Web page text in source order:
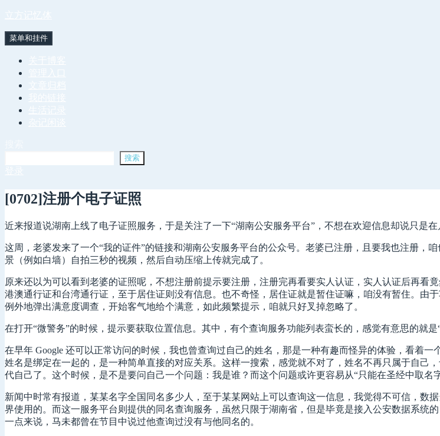
内
菜单和挂件
搜索
[0702]注册个电子证照
近来报道说湖南上线了电子证照服务，于是关注了一下“湖南公安服务平台”，不想在欢迎信息却说只是
这周，老婆发来了一个“我的证件”的链接和湖南公安服务平台的公众号。老婆已注册，且要我也注册，
景（例如白墙）自拍三秒的视频，然后自动压缩上传就完成了。
原来还以为可以看到老婆的证照呢，不想注册前提示要注册，注册完再看要实人认证，实人认证后再看
港澳通行证和台湾通行证，至于居住证则没有信息。也不奇怪，居住证就是暂住证嘛，咱没有暂住。由
例外地弹出满意度调查，开始客气地给个满意，如此频繁提示，咱就只好叉掉忽略了。
在打开“微警务”的时候，提示要获取位置信息。其中，有个查询服务功能列表蛮长的，感觉有意思的就是“
在早年 Google 还可以正常访问的时候，我也曾查询过自己的姓名，那是一种有趣而怪异的体验，看着
姓名是绑定在一起的，是一种简单直接的对应关系。这样一搜索，感觉就不对了，姓名不再只属于自己
代自己了。这个时候，是不是要问自己一个问题：我是谁？而这个问题或许更容易从“只能在圣经中取名
新闻中时常有报道，某某名字全国同名多少人，至于某某网站上可以查询这一信息，我觉得不可信，
界使用的。而这一服务平台则提供的同名查询服务，虽然只限于湖南省，但是毕竟是接入公安数据系统
一点来说，马未都曾在节目中说过他查询过没有与他同名的。